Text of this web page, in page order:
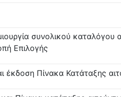
συνολικού καταλόγου
Επιλογής
έκδοση Πίνακα Κατάταξης